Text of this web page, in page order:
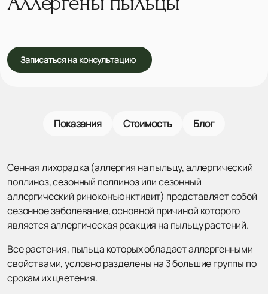
Записаться на консультацию
Показания Стоимость Блог
Сенная лихорадка (аллергия на пыльцу, аллергический
поллиноз, сезонный поллиноз или сезонный
аллергический риноконъюнктивит) представляет собой
сезонное заболевание, основной причиной которого
является аллергическая реакция на пыльцу растений.
Все растения, пыльца которых обладает аллергенными
свойствами, условно разделены на 3 большие группы по
срокам их цветения.